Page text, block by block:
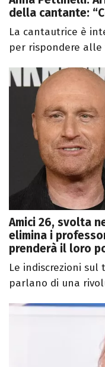
della cantante:
La cantautrice è
per rispondere alle
Amici 26, svolta
elimina i
prenderà il loro
Le indiscrezioni sul
parlano di una